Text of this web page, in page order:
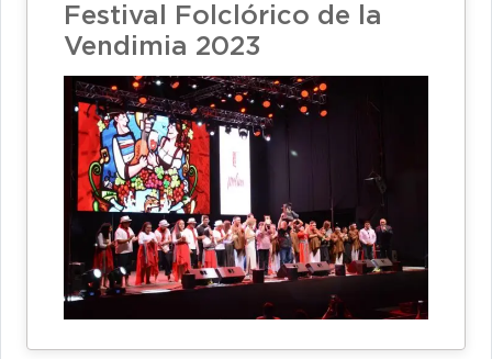
Festival Folclórico de la
Vendimia 2023